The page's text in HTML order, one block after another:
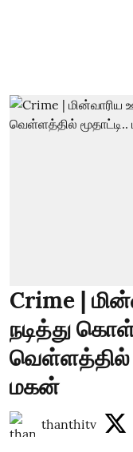
Crime |
நடித்து
வெள்ளத்தில்
மகன்
thanthitv